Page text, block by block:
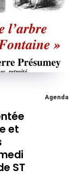
Agenda
et
ST